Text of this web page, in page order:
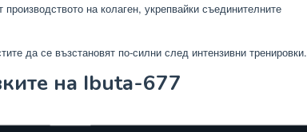
на колаген, укрепвайки съединителните
да се възстановят по-силни след интензивни тренировки.
на Ibuta-677